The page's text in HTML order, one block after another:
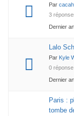
Par
3
Dernier
Lalo
Par Kyle
0
Dernier
Paris :
tombe